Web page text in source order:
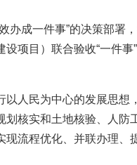
成一件事”的决策部署，
项目）联合验收“一件事
人民为中心的发展思想
核实和土地核验、人防
流程优化、并联办理、